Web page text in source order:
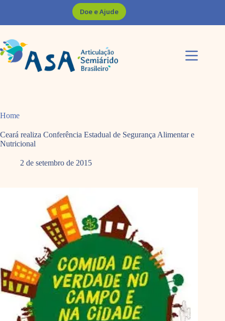
Doe e Ajude
Home
Ceará realiza Conferência Estadual de Segurança Alimentar e
Nutricional
2 de setembro de 2015